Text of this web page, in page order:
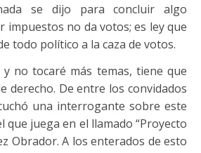
se dijo para concluir algo
impuestos no da votos; es ley que
todo político a la caza de votos.
no tocaré más temas, tiene que
derecho. De entre los convidados
una interrogante sobre este
que juega en el llamado “Proyecto
Obrador. A los enterados de esto